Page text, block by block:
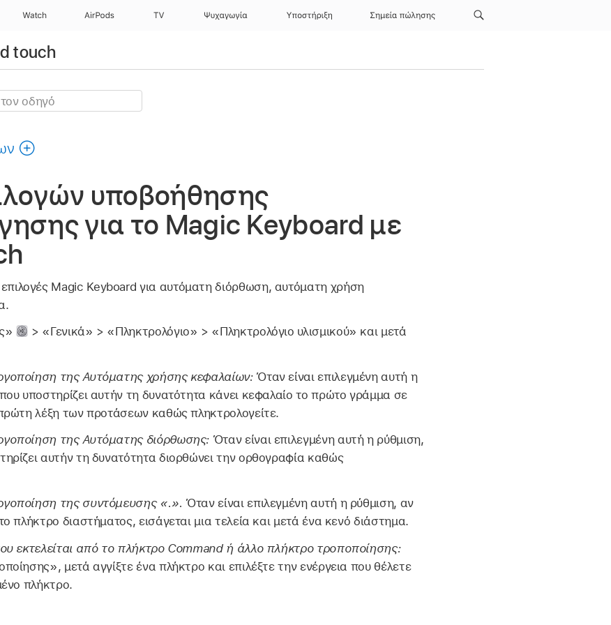
Watch AirPods TV Ψυχαγωγία Υποστήριξη Σημεία πώλησης
touch
υποβοήθησης
για το Magic Keyboard με
Magic Keyboard για αυτόματη διόρθωση, αυτόματη χρήση
> «Γενικά» > «Πληκτρολόγιο» > «Πληκτρολόγιο υλισμικού» και μετά
της Αυτόματης χρήσης κεφαλαίων: Όταν είναι επιλεγμένη αυτή η
υποστηρίζει αυτήν τη δυνατότητα κάνει κεφαλαίο το πρώτο γράμμα σε
λέξη των προτάσεων καθώς πληκτρολογείτε.
της Αυτόματης διόρθωσης: Όταν είναι επιλεγμένη αυτή η ρύθμιση,
αυτήν τη δυνατότητα διορθώνει την ορθογραφία καθώς
της συντόμευσης «.». Όταν είναι επιλεγμένη αυτή η ρύθμιση, αν
πλήκτρο διαστήματος, εισάγεται μια τελεία και μετά ένα κενό διάστημα.
εκτελείται από το πλήκτρο Command ή άλλο πλήκτρο τροποποίησης:
μετά αγγίξτε ένα πλήκτρο και επιλέξτε την ενέργεια που θέλετε
πλήκτρο.